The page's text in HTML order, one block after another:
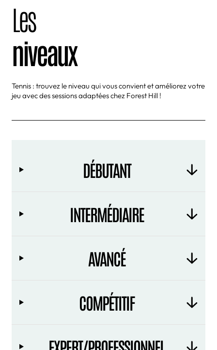
Les
niveaux
Tennis : trouvez le niveau qui vous convient et améliorez votre
jeu avec des sessions adaptées chez Forest Hill !
DÉBUTANT
INTERMÉDIAIRE
AVANCÉ
COMPÉTITIF